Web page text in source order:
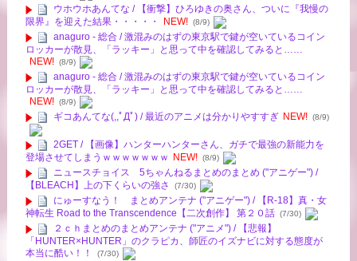
ウホウホあんてな / 【衝撃】ひろゆきの奥さん、ついに『我慢の
限界』を迎えた結果・・・・・
NEW! (8/9)
anaguro - 総合 / 激混みのはずの東京駅で鍵が空いているコイン
ロッカーが散見、「ラッキー」と思って中を確認してみると……
NEW! (8/9)
anaguro - 総合 / 激混みのはずの東京駅で鍵が空いているコイン
ロッカーが散見、「ラッキー」と思って中を確認してみると……
NEW! (8/9)
ギコあんてな(,,ﾟДﾟ) / 最近のアニメは分かりやすすぎ NEW! (8/9)
2GET / 【画像】ハンターハンターさん、ガチで最強の新能力を
登場させてしまうｗｗｗｗｗｗｗ NEW! (8/9)
ニュースチョイス 5ちゃんねるまとめのまとめ ("アニゲー") /
【BLEACH】上の下くらいの強さ
(7/30)
にゅーすなう！ まとめアンテナ ("アニゲー") / 【R-18】真・女
神転生 Road to the Transcendence【二次創作】 第２０話 (7/30)
２ｃｈまとめのまとめアンテナ ("アニメ") / 【悲報】
「HUNTER×HUNTER」のクラピカ、師匠のイズナビに対する態度が
本当に酷い！！
(7/30)